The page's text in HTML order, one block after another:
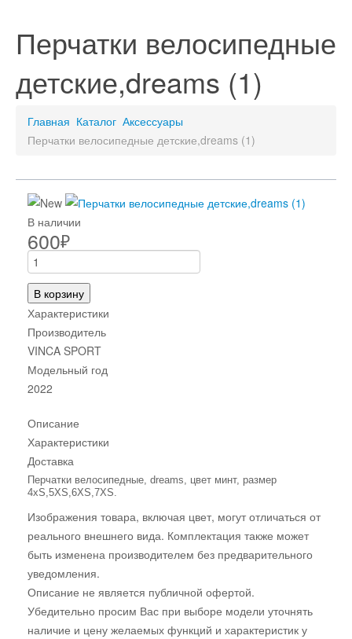
Перчатки велосипедные
детские,dreams (1)
Главная Каталог Аксессуары
Перчатки велосипедные детские,dreams (1)
В наличии
600₽
В корзину
Характеристики
Производитель
VINCA SPORT
Модельный год
2022
Описание
Характеристики
Доставка
Перчатки велосипедные, dreams, цвет минт, размер
4хS,5XS,6XS,7XS.
Изображения товара, включая цвет, могут отличаться от
реального внешнего вида. Комплектация также может
быть изменена производителем без предварительного
уведомления.
Описание не является публичной офертой.
Убедительно просим Вас при выборе модели уточнять
наличие и цену желаемых функций и характеристик у